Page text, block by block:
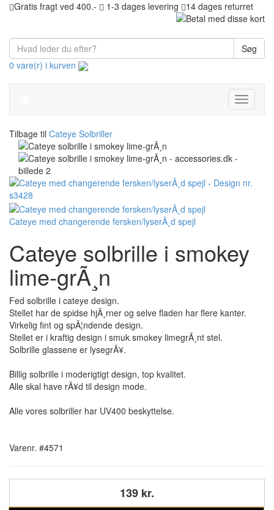
Gratis fragt ved 400.- 1-3 dages levering 14 dages returret
Søg
0 vare(r) i kurven
Toggle
Tilbage til Cateye Solbriller
Cateye med changerende fersken/lyserÃ¸d spejl
Cateye solbrille i smokey
lime-grÃ¸n
Fed solbrille i cateye design.
Stellet har de spidse hjÃ¸rner og selve fladen har flere kanter.
Virkelig fint og spÃ¦ndende design.
Stellet er i kraftig design i smuk smokey limegrÃ¸nt stel.
Solbrille glassene er lysegrÃ¥.
Billig solbrille i moderigtigt design, top kvalitet.
Alle skal have rÃ¥d til design mode.
Alle vores solbriller har UV400 beskyttelse.
Varenr. #4571
139 kr.